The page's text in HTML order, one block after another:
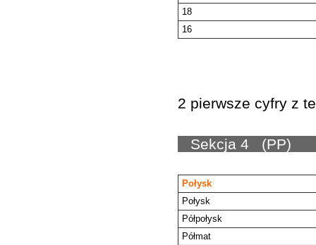
18
16
2 pierwsze cyfry z
Połysk
Połysk
Półpołysk
Półmat